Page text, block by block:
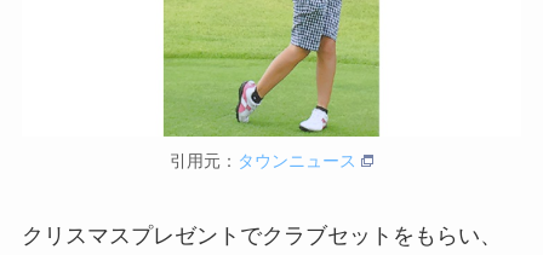
引用元： タウンニュース
クリスマスプレゼントでクラブセットをもらい、